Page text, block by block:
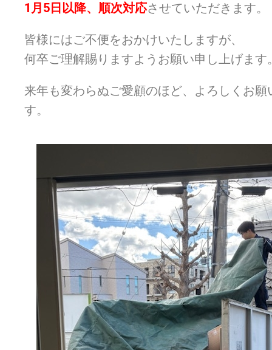
1月5日以降、順次対応させていただきます。
皆様にはご不便をおかけいたしますが、
何卒ご理解賜りますようお願い申し上げます
来年も変わらぬご愛顧のほど、よろしくお願
す。